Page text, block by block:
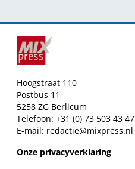
Hoogstraat 110
Postbus 11
5258 ZG Berlicum
Telefoon: +31 (0) 73 503 43 47
E-mail: redactie@mixpress.nl
Onze privacyverklaring